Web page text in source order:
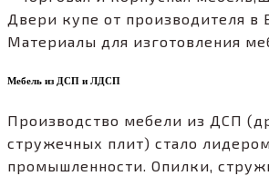
Мебель из ДСП и ЛДСП
Производство мебели из ДСП
стружечных плит) стало
промышленности. Опилки,